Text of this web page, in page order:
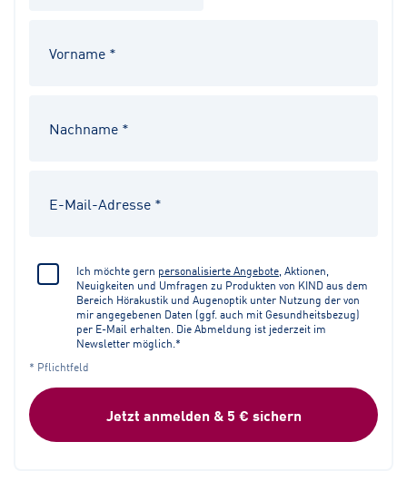
Ich möchte gern personalisierte Angebote , Aktionen,
Neuigkeiten und Umfragen zu Produkten von KIND aus dem
Bereich Hörakustik und Augenoptik unter Nutzung der von
mir angegebenen Daten (ggf. auch mit Gesundheitsbezug)
per E-Mail erhalten. Die Abmeldung ist jederzeit im
Newsletter möglich.*
* Pflichtfeld
Jetzt anmelden & 5 € sichern